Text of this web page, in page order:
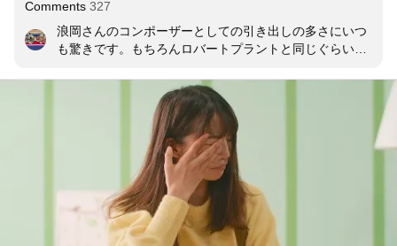
Comments 327
浪岡さんのコンポーザーとしての引き出しの多さにいつ
も驚きです。もちろんロバートプラントと同じぐらい声
かなとおっしゃってましたが、私はアラカンですが、チ
ケット当たったら行きますよ。浮いてても知らん。笑笑